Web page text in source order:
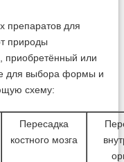
препаратов для
природы
или
для выбора формы и
схему:
Пересадка
костного мозга